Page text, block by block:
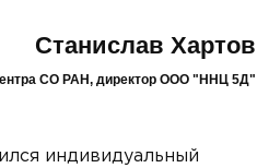
Станислав Хартов
СО РАН, директор ООО "ННЦ 5Д"
индивидуальный